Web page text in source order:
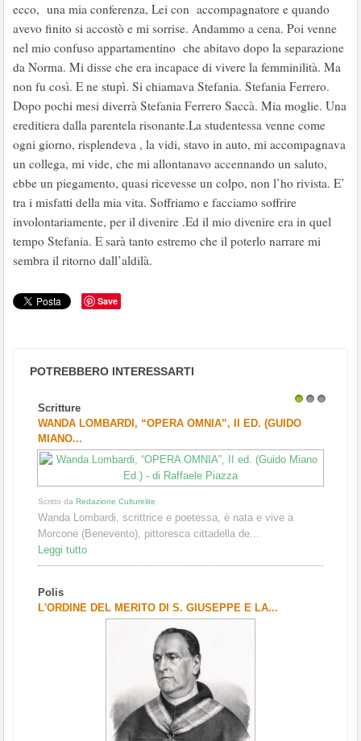
ecco, una mia conferenza, Lei con accompagnatore e quando
avevo finito si accostò e mi sorrise. Andammo a cena. Poi venne
nel mio confuso appartamentino che abitavo dopo la separazione
da Norma. Mi disse che era incapace di vivere la femminilità. Ma
non fu così. E ne stupì. Si chiamava Stefania. Stefania Ferrero.
Dopo pochi mesi diverrà Stefania Ferrero Saccà. Mia moglie. Una
ereditiera dalla parentela risonante.La studentessa venne come
ogni giorno, risplendeva , la vidi, stavo in auto, mi accompagnava
un collega, mi vide, che mi allontanavo accennando un saluto,
ebbe un piegamento, quasi ricevesse un colpo, non l’ho rivista. E’
tra i misfatti della mia vita. Soffriamo e facciamo soffrire
involontariamente, per il divenire .Ed il mio divenire era in quel
tempo Stefania. E sarà tanto estremo che il poterlo narrare mi
sembra il ritorno dall’aldilà.
Save
POTREBBERO INTERESSARTI
Scritture
WANDA LOMBARDI, “OPERA OMNIA”, II ED. (GUIDO
MIANO...
Scritto da Redazione Culturelite
Wanda Lombardi, scrittrice e poetessa, è nata e vive a
Morcone (Benevento), pittoresca cittadella de...
Leggi tutto
Polis
L'ORDINE DEL MERITO DI S. GIUSEPPE E LA...